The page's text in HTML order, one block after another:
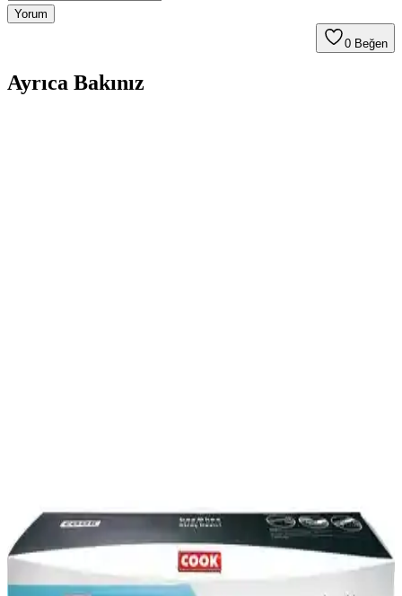
Yorum
0 Beğen
Ayrıca Bakınız
Malzeme Kalitesi ve Kullanım Özellikleri
İki streç film ürününün malzeme kalitesi, yapışma gücü ve kullanım
ömrü karşılaştırmasıyla, kullanıcıların bilinçli tercih yapmasını
sağlayan detaylar sunuluyor.